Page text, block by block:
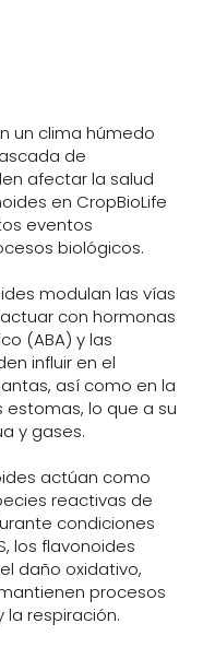
un clima húmedo
de
afectar la salud
en CropBioLife
eventos
biológicos.
modulan las vías
con hormonas
(ABA) y las
influir en el
así como en la
lo que a su
y gases.
actúan como
reactivas de
condiciones
los flavonoides
daño oxidativo,
procesos
respiración.